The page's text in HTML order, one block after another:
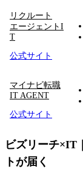
リクルート
エージェントI
T
公式サイト
マイナビ転職
IT AGENT
公式サイト
ビズリーチ×IT
トが届く